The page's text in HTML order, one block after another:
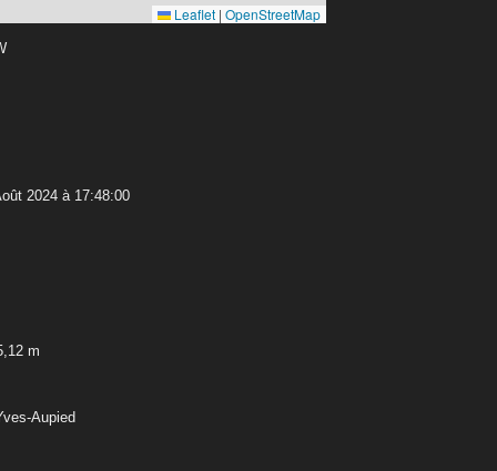
Leaflet | OpenStreetMap
2024 à 17:48:00
m
Aupied